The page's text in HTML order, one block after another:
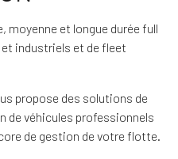
moyenne et longue durée full
industriels et de fleet
propose des solutions de
de véhicules professionnels
de gestion de votre flotte.